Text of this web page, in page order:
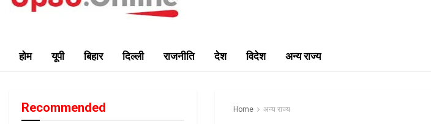
होम यूपी बिहार दिल्ली राजनीति देश विदेश अन्य राज्य
Home अन्य राज्य
Recommended